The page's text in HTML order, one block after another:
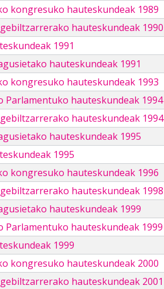
kongresuko hauteskundeak 1989
hauteskundeak 1990
1991
hauteskundeak 1991
kongresuko hauteskundeak 1993
Parlamentuko hauteskundeak 1994
hauteskundeak 1994
hauteskundeak 1995
1995
kongresuko hauteskundeak 1996
hauteskundeak 1998
hauteskundeak 1999
Parlamentuko hauteskundeak 1999
1999
kongresuko hauteskundeak 2000
hauteskundeak 2001